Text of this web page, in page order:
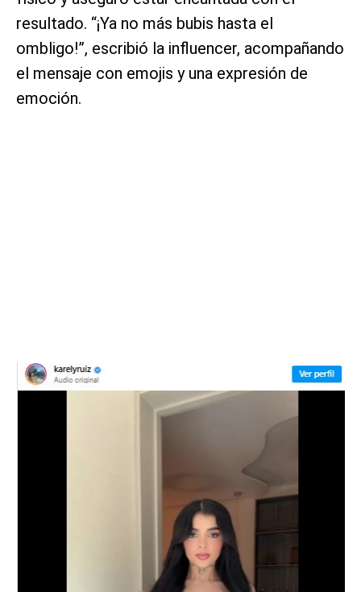
resultado. “¡Ya no más bubis hasta el
ombligo!”, escribió la influencer, acompañando
el mensaje con emojis y una expresión de
emoción.